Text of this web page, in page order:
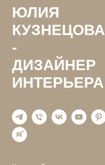
ЮЛИЯ
КУЗНЕЦОВА
-
ДИЗАЙНЕР
ИНТЕРЬЕРА